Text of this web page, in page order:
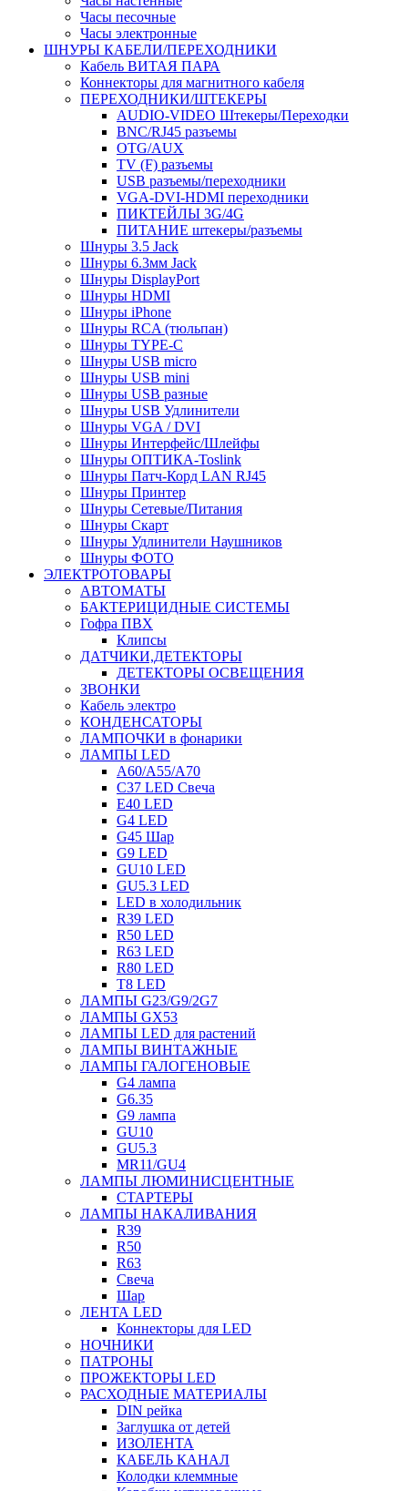
Часы песочные
Часы электронные
ШНУРЫ КАБЕЛИ/ПЕРЕХОДНИКИ
Кабель ВИТАЯ ПАРА
Коннекторы для магнитного кабеля
ПЕРЕХОДНИКИ/ШТЕКЕРЫ
AUDIO-VIDEO Штекеры/Переходки
BNC/RJ45 разъемы
OTG/AUX
TV (F) разъемы
USB разъемы/переходники
VGA-DVI-HDMI переходники
ПИКТЕЙЛЫ 3G/4G
ПИТАНИЕ штекеры/разъемы
Шнуры 3.5 Jack
Шнуры 6.3мм Jack
Шнуры DisplayPort
Шнуры HDMI
Шнуры iPhone
Шнуры RCA (тюльпан)
Шнуры TYPE-C
Шнуры USB micro
Шнуры USB mini
Шнуры USB разные
Шнуры USB Удлинители
Шнуры VGA / DVI
Шнуры Интерфейс/Шлейфы
Шнуры ОПТИКА-Toslink
Шнуры Патч-Корд LAN RJ45
Шнуры Принтер
Шнуры Сетевые/Питания
Шнуры Скарт
Шнуры Удлинители Наушников
Шнуры ФОТО
ЭЛЕКТРОТОВАРЫ
АВТОМАТЫ
БАКТЕРИЦИДНЫЕ СИСТЕМЫ
Гофра ПВХ
Клипсы
ДАТЧИКИ,ДЕТЕКТОРЫ
ДЕТЕКТОРЫ ОСВЕЩЕНИЯ
ЗВОНКИ
Кабель электро
КОНДЕНСАТОРЫ
ЛАМПОЧКИ в фонарики
ЛАМПЫ LED
A60/A55/A70
C37 LED Свеча
E40 LED
G4 LED
G45 Шар
G9 LED
GU10 LED
GU5.3 LED
LED в холодильник
R39 LED
R50 LED
R63 LED
R80 LED
T8 LED
ЛАМПЫ G23/G9/2G7
ЛАМПЫ GX53
ЛАМПЫ LED для растений
ЛАМПЫ ВИНТАЖНЫЕ
ЛАМПЫ ГАЛОГЕНОВЫЕ
G4 лампа
G6.35
G9 лампа
GU10
GU5.3
MR11/GU4
ЛАМПЫ ЛЮМИНИСЦЕНТНЫЕ
СТАРТЕРЫ
ЛАМПЫ НАКАЛИВАНИЯ
R39
R50
R63
Свеча
Шар
ЛЕНТА LED
Коннекторы для LED
НОЧНИКИ
ПАТРОНЫ
ПРОЖЕКТОРЫ LED
РАСХОДНЫЕ МАТЕРИАЛЫ
DIN рейка
Заглушка от детей
ИЗОЛЕНТА
КАБЕЛЬ КАНАЛ
Колодки клеммные